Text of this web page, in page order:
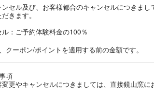
セル及び、お客様都合のキャンセルにつきまし
きます。
：ご予約体験料金の100％
クーポン/ポイントを適用する前の金額です。
項
更やキャンセルにつきましては、直接鏡山窯に